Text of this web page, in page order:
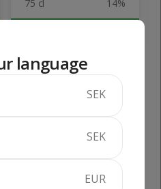
75 cl 14%
378 kr
language
SEK
SEK
EUR